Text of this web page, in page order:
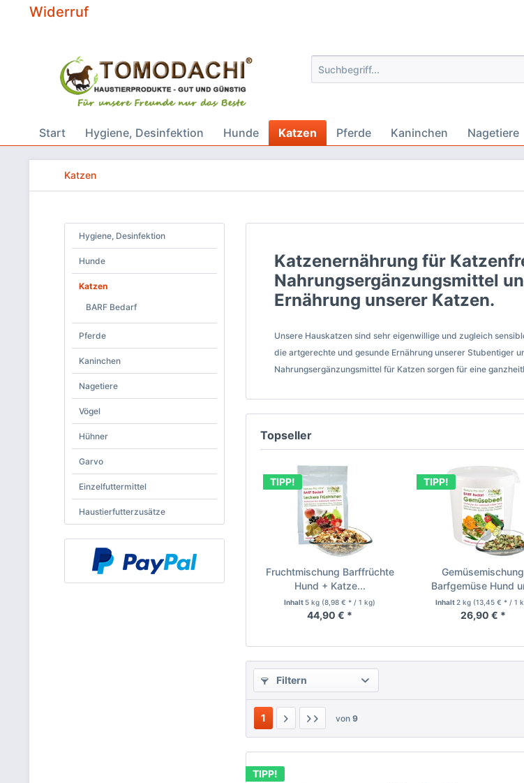
Widerruf
Start Hygiene, Desinfektion Hunde Katzen Pferde Kaninchen Nagetiere
Katzen
Hygiene, Desinfektion
Hunde
Katzen
BARF Bedarf
Pferde
Kaninchen
Nagetiere
Vögel
Hühner
Garvo
Einzelfuttermittel
Haustierfutterzusätze
Katzenernährung für
Nahrungsergänzungsmittel
Ernährung unserer Katzen.
Unsere Hauskatzen sind sehr eigenwillige und zugleich
die artgerechte und gesunde Ernährung unserer Stubentiger
Nahrungsergänzungsmittel für Katzen sorgen für eine
Topseller
TIPP!
Fruchtmischung Barffrüchte
Hund + Katze...
Inhalt5 kg (8,98 € * / 1 kg)
44,90 € *
TIPP!
Gemüsemischung
Barfgemüse Hund
Katze...
Inhalt2 kg (13,45 € * / 1
26,90 € *
Filtern
1 von 9
TIPP!